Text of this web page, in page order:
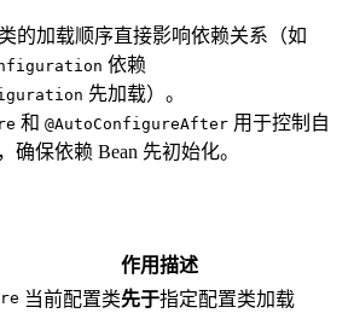
的加载顺序直接影响依赖关系（如
依赖
先加载）。
和 @AutoConfigureAfter 用于控制自
确保依赖 Bean 先初始化。
作用描述
当前配置类先于指定配置类加载